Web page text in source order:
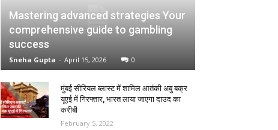
Mastering advanced strategies Your
comprehensive guide to gambling
success
Sneha Gupta - April 15, 2026 0
मुंबई सीरियल ब्लास्ट में शामिल आतंकी अबु बक्र
यूएई में गिरफ्तार, भारत लाया जाएगा दाउद का
करीबी
February 5, 2022